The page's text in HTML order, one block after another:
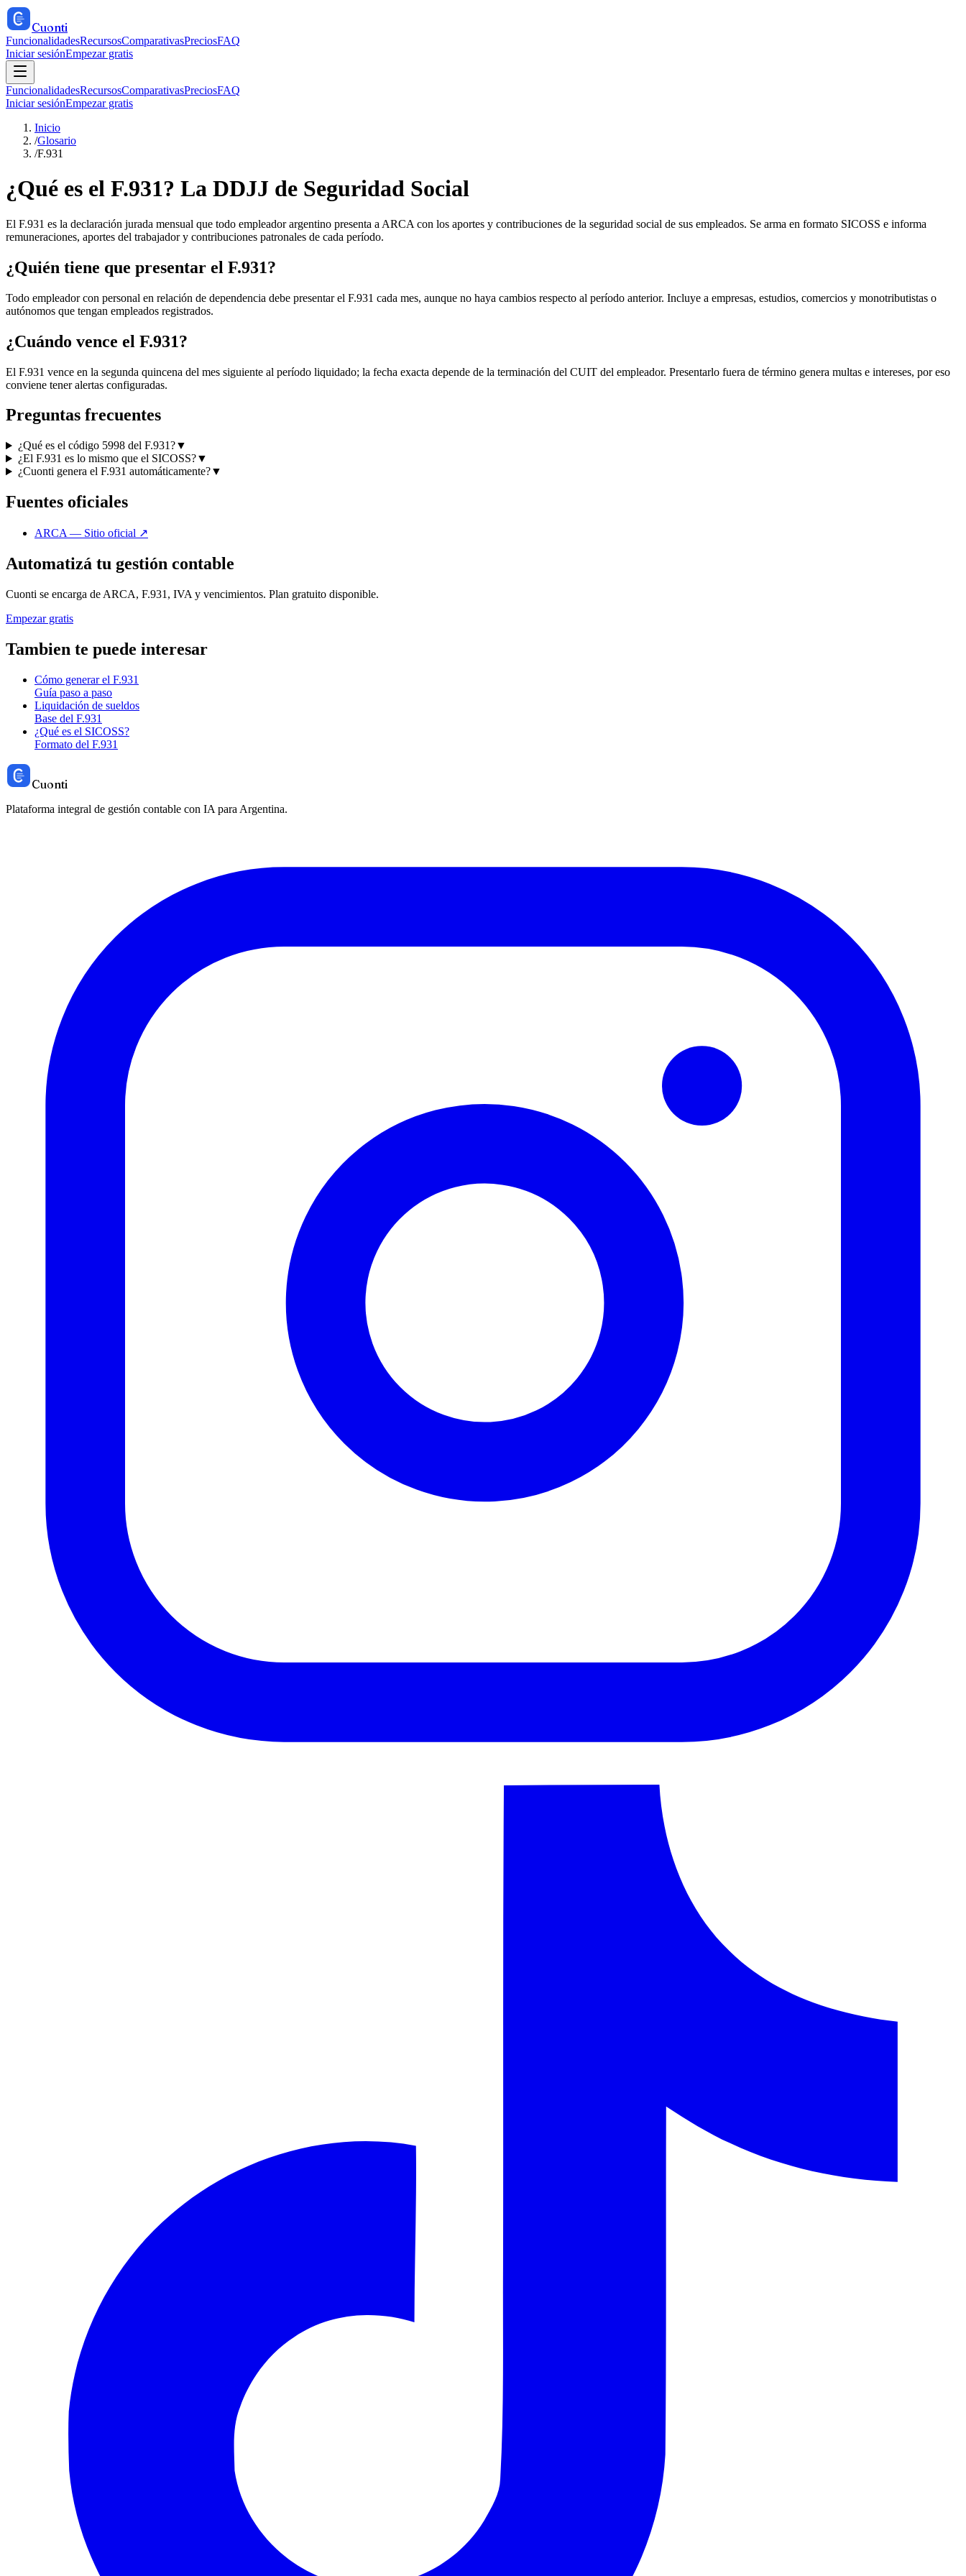
Cuonti
FuncionalidadesRecursosComparativasPreciosFAQ
Iniciar sesiónEmpezar gratis
FuncionalidadesRecursosComparativasPreciosFAQ
Iniciar sesiónEmpezar gratis
Inicio
/Glosario
/F.931
¿Qué es el F.931? La DDJJ de Seguridad Social
El F.931 es la declaración jurada mensual que todo empleador argentino presenta a ARCA con los aportes y contribuciones de la seguridad social de sus empleados. Se arma en formato SICOSS e informa
remuneraciones, aportes del trabajador y contribuciones patronales de cada período.
¿Quién tiene que presentar el F.931?
Todo empleador con personal en relación de dependencia debe presentar el F.931 cada mes, aunque no haya cambios respecto al período anterior. Incluye a empresas, estudios, comercios y monotributistas o
autónomos que tengan empleados registrados.
¿Cuándo vence el F.931?
El F.931 vence en la segunda quincena del mes siguiente al período liquidado; la fecha exacta depende de la terminación del CUIT del empleador. Presentarlo fuera de término genera multas e intereses, por eso
conviene tener alertas configuradas.
Preguntas frecuentes
¿Qué es el código 5998 del F.931?▼
¿El F.931 es lo mismo que el SICOSS?▼
¿Cuonti genera el F.931 automáticamente?▼
Fuentes oficiales
ARCA — Sitio oficial ↗
Automatizá tu gestión contable
Cuonti se encarga de ARCA, F.931, IVA y vencimientos. Plan gratuito disponible.
Empezar gratis
Tambien te puede interesar
Cómo generar el F.931
Guía paso a paso
Liquidación de sueldos
Base del F.931
¿Qué es el SICOSS?
Formato del F.931
Cuonti
Plataforma integral de gestión contable con IA para Argentina.